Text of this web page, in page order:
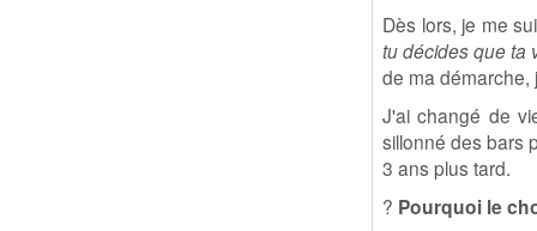
Dès lors, je me
tu décides que ta
de ma démarche,
J'ai changé de
sillonné des bars
3 ans plus tard.
? Pourquoi le